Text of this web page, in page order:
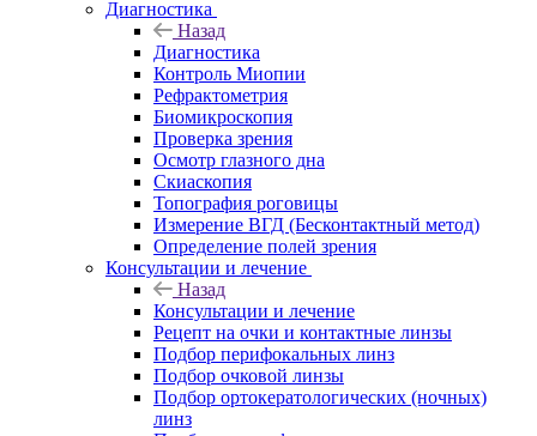
Диагностика
Назад
Диагностика
Контроль Миопии
Рефрактометрия
Биомикроскопия
Проверка зрения
Осмотр глазного дна
Скиаскопия
Топография роговицы
Измерение ВГД (Бесконтактный метод)
Определение полей зрения
Консультации и лечение
Назад
Консультации и лечение
Рецепт на очки и контактные линзы
Подбор перифокальных линз
Подбор очковой линзы
Подбор ортокератологических (ночных)
линз